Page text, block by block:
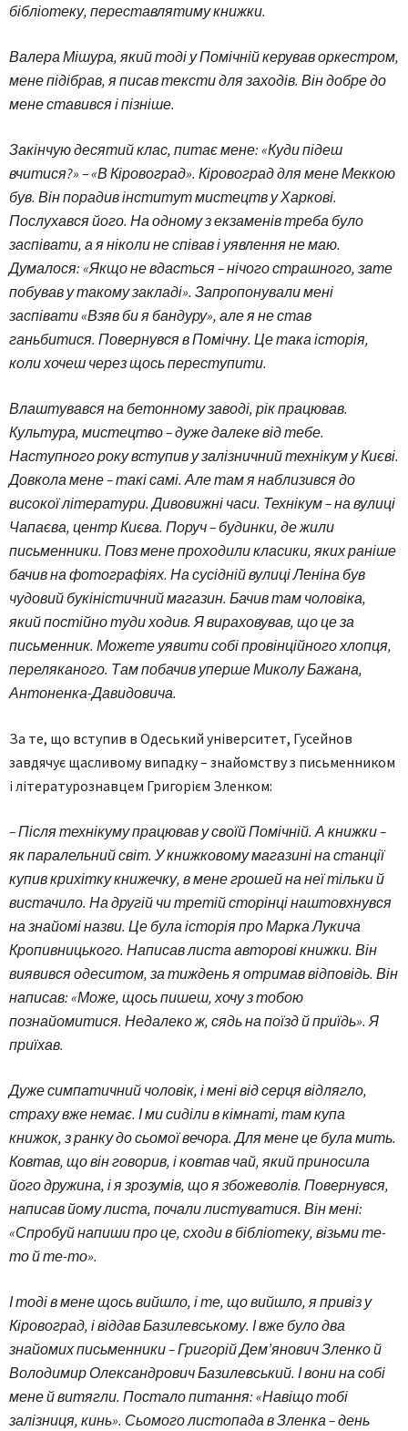
бібліотеку, переставлятиму книжки.
Валера Мішура, який тоді у Помічній керував оркестром,
мене підібрав, я писав тексти для заходів. Він добре до
мене ставився і пізніше.
Закінчую десятий клас, питає мене: «Куди підеш
вчитися?» – «В Кіровоград». Кіровоград для мене Меккою
був. Він порадив інститут мистецтв у Харкові.
Послухався його. На одному з екзаменів треба було
заспівати, а я ніколи не співав і уявлення не маю.
Думалося: «Якщо не вдасться – нічого страшного, зате
побував у такому закладі». Запропонували мені
заспівати «Взяв би я бандуру», але я не став
ганьбитися. Повернувся в Помічну. Це така історія,
коли хочеш через щось переступити.
Влаштувався на бетонному заводі, рік працював.
Культура, мистецтво – дуже далеке від тебе.
Наступного року вступив у залізничний технікум у Києві.
Довкола мене – такі самі. Але там я наблизився до
високої літератури. Дивовижні часи. Технікум – на вулиці
Чапаєва, центр Києва. Поруч – будинки, де жили
письменники. Повз мене проходили класики, яких раніше
бачив на фотографіях. На сусідній вулиці Леніна був
чудовий букіністичний магазин. Бачив там чоловіка,
який постійно туди ходив. Я вираховував, що це за
письменник. Можете уявити собі провінційного хлопця,
переляканого. Там побачив уперше Миколу Бажана,
Антоненка-Давидовича.
За те, що вступив в Одеський університет, Гусейнов
завдячує щасливому випадку – знайомству з письменником
і літературознавцем Григорієм Зленком:
– Після технікуму працював у своїй Помічній. А книжки –
як паралельний світ. У книжковому магазині на станції
купив крихітку книжечку, в мене грошей на неї тільки й
вистачило. На другій чи третій сторінці наштовхнувся
на знайомі назви. Це була історія про Марка Лукича
Кропивницького. Написав листа авторові книжки. Він
виявився одеситом, за тиждень я отримав відповідь. Він
написав: «Може, щось пишеш, хочу з тобою
познайомитися. Недалеко ж, сядь на поїзд й приїдь». Я
приїхав.
Дуже симпатичний чоловік, і мені від серця відлягло,
страху вже немає. І ми сиділи в кімнаті, там купа
книжок, з ранку до сьомої вечора. Для мене це була мить.
Ковтав, що він говорив, і ковтав чай, який приносила
його дружина, і я зрозумів, що я збожеволів. Повернувся,
написав йому листа, почали листуватися. Він мені:
«Спробуй напиши про це, сходи в бібліотеку, візьми те-
то й те-то».
І тоді в мене щось вийшло, і те, що вийшло, я привіз у
Кіровоград, і віддав Базилевському. І вже було два
знайомих письменники – Григорій Дем’янович Зленко й
Володимир Олександрович Базилевський. І вони на собі
мене й витягли. Постало питання: «Навіщо тобі
залізниця, кинь». Сьомого листопада в Зленка – день